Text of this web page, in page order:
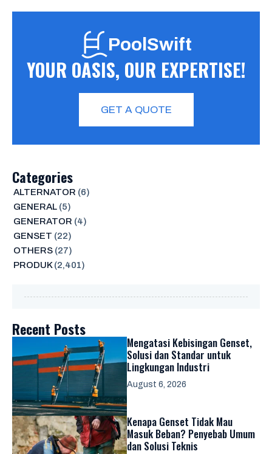
PoolSwift
YOUR OASIS, OUR EXPERTISE!
GET A QUOTE
Categories
ALTERNATOR (6)
GENERAL(5)
GENERATOR (4)
GENSET (22)
OTHERS(27)
PRODUK(2,401)
Recent Posts
Mengatasi Kebisingan Genset,
Solusi dan Standar untuk
Lingkungan Industri
August 6, 2026
Kenapa Genset Tidak Mau
Masuk Beban? Penyebab Umum
dan Solusi Teknis